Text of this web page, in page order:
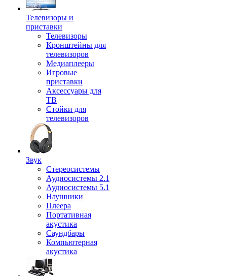
Телевизоры и
приставки
Телевизоры
Кронштейны для
телевизоров
Медиаплееры
Игровые
приставки
Аксессуары для
ТВ
Стойки для
телевизоров
Звук
Стереосистемы
Аудиосистемы 2.1
Аудиосистемы 5.1
Наушники
Плеера
Портативная
акустика
Саундбары
Компьютерная
акустика